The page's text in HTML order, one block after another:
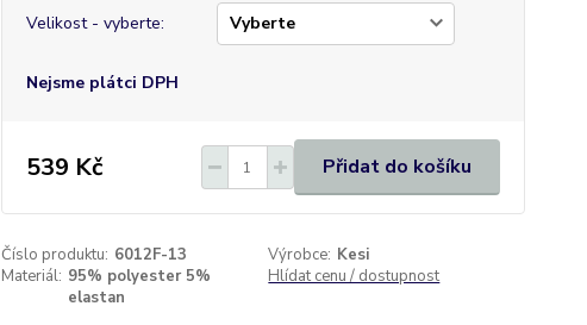
Velikost - vyberte:
Nejsme plátci DPH
539 Kč Přidat do košíku
Číslo produktu: 6012F-13 Výrobce: Kesi
Materiál: 95% polyester 5%
elastan
Hlídat cenu / dostupnost